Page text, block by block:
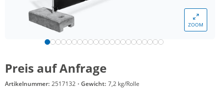
ZOOM
Preis auf Anfrage
Artikelnummer: 2517132 · Gewicht: 7,2 kg/Rolle